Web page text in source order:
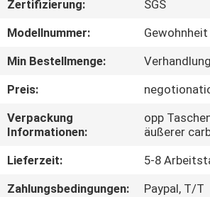
FABRIK-
AUSFLUG
TRETEN
SIE
MIT
Zertifizierung:
SGS
Modellnummer:
Gewohnheit
Min Bestellmenge:
Preis:
Verpackung
Informationen:
opp
äußerer
Lieferzeit:
5-8
Zahlungsbedingungen:
Paypal, T/T